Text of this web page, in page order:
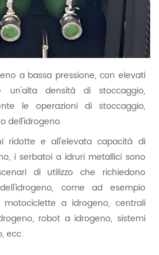
a bassa pressione, con elevati
un'alta densità di stoccaggio,
le operazioni di stoccaggio,
dell'idrogeno.
ridotte e all'elevata capacità di
i serbatoi a idruri metallici sono
di utilizzo che richiedono
come ad esempio
a idrogeno, centrali
robot a idrogeno, sistemi
ecc.